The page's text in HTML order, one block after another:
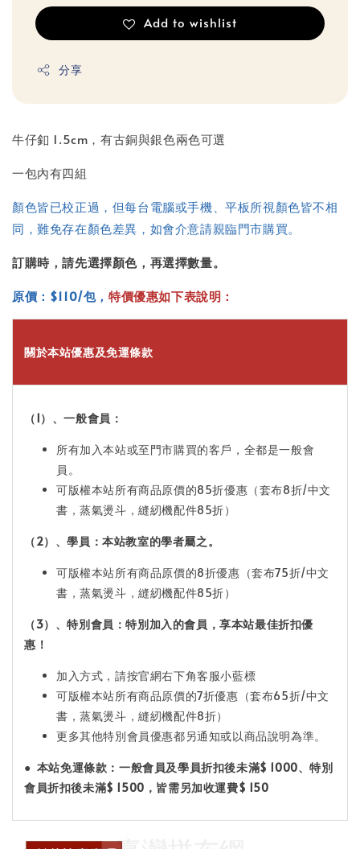
Add to wishlist
分享
牛仔釦 1.5cm，有古銅與銀色兩色可選
一包內有四組
顏色皆已校正過，但每台電腦或手機、平板所視顏色皆不相
同，難免存在顏色差異，如會介意請親臨門市購買。
訂購時，請先選擇顏色，再選擇數量。
原價：$110/包，特價優惠如下表說明：
關於本站優惠及免運條款
（1）、一般會員：
所有加入本站或至門市購買的客戶，全都是一般會
員。
可版權本站所有商品原價的85折優惠（套布8折/中文
書，蒸氣燙斗，縫紉機配件85折）
（2）、學員：本站教室的學者屬之。
可版權本站所有商品原價的8折優惠（套布75折/中文
書，蒸氣燙斗，縫紉機配件85折）
（3）、特別會員：特別加入的會員，享本站最佳折扣優
惠！
加入方式，請按官網右下角客服小藍標
可版權本站所有商品原價的7折優惠（套布65折/中文
書，蒸氣燙斗，縫紉機配件8折）
更多其他特別會員優惠都另通知或以商品說明為準。
● 本站免運條款：一般會員及學員折扣後未滿$ 1000、特別
會員折扣後未滿$ 1500 ，皆需另加收運費$ 150